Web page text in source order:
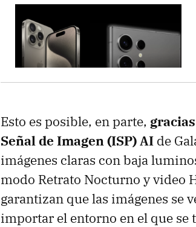
Esto es posible, en parte,
Señal de Imagen (ISP) AI de
imágenes claras con baja
modo Retrato Nocturno y video
garantizan que las imágenes se
importar el entorno en el que se